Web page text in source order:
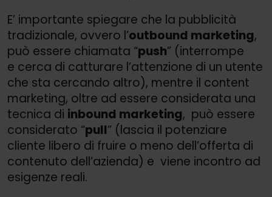
E’ importante spiegare che la pubblicità
tradizionale, ovvero l’outbound marketing,
può essere chiamata “push” (interrompe
e cerca di catturare l’attenzione di un utente
che sta cercando altro), mentre il content
marketing, oltre ad essere considerata una
tecnica di inbound marketing, può essere
considerato “pull” (lascia il potenziare
cliente libero di fruire o meno dell’offerta di
contenuto dell’azienda) e viene incontro ad
esigenze reali.